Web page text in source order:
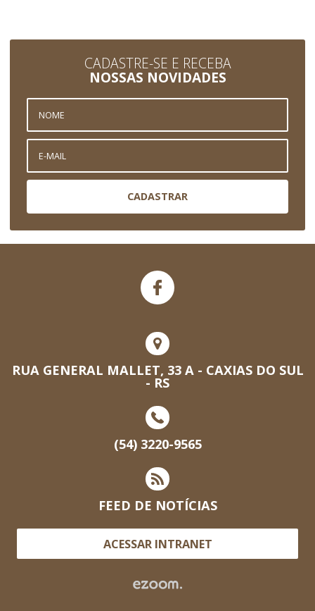
CADASTRE-SE E RECEBA
NOSSAS NOVIDADES
CADASTRAR
RUA GENERAL MALLET, 33 A - CAXIAS DO SUL
- RS
(54) 3220-9565
FEED DE NOTÍCIAS
ACESSAR INTRANET